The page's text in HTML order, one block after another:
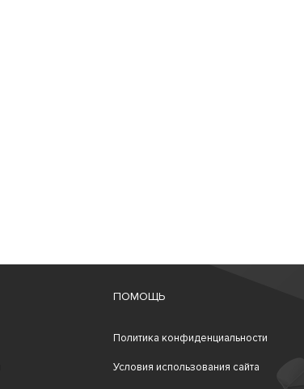
ПОМОЩЬ
Политика конфиденциальности
Условия использования сайта